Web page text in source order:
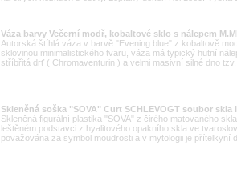
Váza barvy Večerní modř, kobaltové sklo s nálepem
Autorská štíhlá váza v barvě "Evening blue" z kobaltově
sklovinou minimalistického tvaru, váza má typický hutní
stříbřitá drť ( Chromaventurin ) a velmi masivní silné dno
Skleněná soška "SOVA" Curt SCHLEVOGT soubor skla
Skleněná figurální plastika "SOVA" z čirého matovaného
leštěném podstavci z hyalitového opakního skla ve
považována za symbol moudrosti a v mytologii je přítelkyní